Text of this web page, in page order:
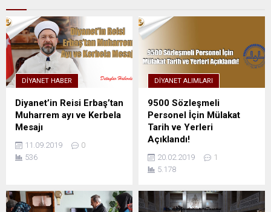
DIYANET HABER
Diyanet’in Reisi Erbaş’tan
Muharrem ayı ve Kerbela
Mesajı
11.09.2019
0
536
DIYANET ALIMLARI
9500 Sözleşmeli
Personel İçin Mülakat
Tarih ve Yerleri
Açıklandı!
20.02.2019
1
5.178